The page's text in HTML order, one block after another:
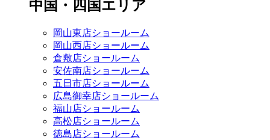
中国・四国エリア
岡山東店ショールーム
岡山西店ショールーム
倉敷店ショールーム
安佐南店ショールーム
五日市店ショールーム
広島御幸店ショールーム
福山店ショールーム
高松店ショールーム
徳島店ショールーム